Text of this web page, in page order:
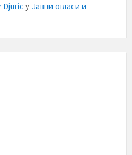
Djuric у Јавни огласи и